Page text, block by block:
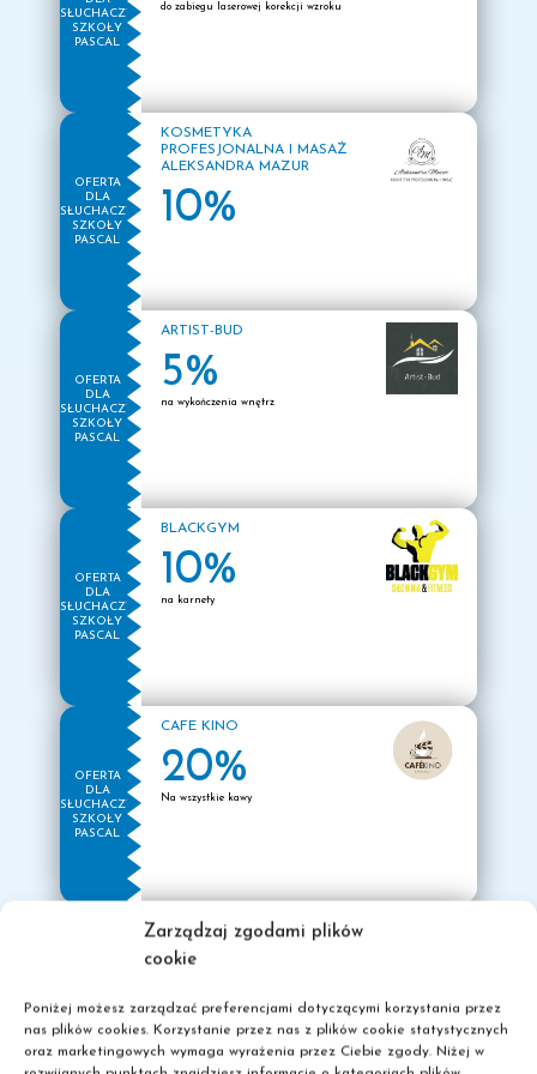
Zarządzaj zgodami plików
cookie
Poniżej możesz zarządzać preferencjami dotyczącymi korzystania przez
nas plików cookies. Korzystanie przez nas z plików cookie statystycznych
oraz marketingowych wymaga wyrażenia przez Ciebie zgody. Niżej w
SŁUCHACZY
SZKOŁY
PASCAL
do zabiegu laserowej korekcji wzroku
OFERTA
DLA
SŁUCHACZY
SZKOŁY
PASCAL
KOSMETYKA
PROFESJONALNA I MASAŻ
ALEKSANDRA MAZUR
10%
OFERTA
DLA
SŁUCHACZY
SZKOŁY
PASCAL
ARTIST-BUD
5%
na wykończenia wnętrz
OFERTA
DLA
SŁUCHACZY
SZKOŁY
PASCAL
BLACKGYM
10%
na karnety
OFERTA
DLA
SŁUCHACZY
SZKOŁY
PASCAL
CAFE KINO
20%
Na wszystkie kawy
SŁUCHACZY
SZKOŁY
PASCAL
LOS CHUPITOS
20%